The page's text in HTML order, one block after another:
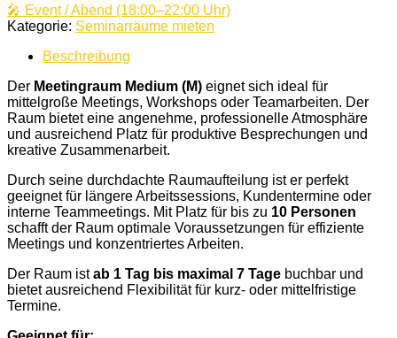
🎤 Event / Abend (18:00–22:00 Uhr)
Kategorie: Seminarräume mieten
Beschreibung
Der Meetingraum Medium (M) eignet sich ideal für
mittelgroße Meetings, Workshops oder Teamarbeiten. Der
Raum bietet eine angenehme, professionelle Atmosphäre
und ausreichend Platz für produktive Besprechungen und
kreative Zusammenarbeit.
Durch seine durchdachte Raumaufteilung ist er perfekt
geeignet für längere Arbeitssessions, Kundentermine oder
interne Teammeetings. Mit Platz für bis zu 10 Personen
schafft der Raum optimale Voraussetzungen für effiziente
Meetings und konzentriertes Arbeiten.
Der Raum istab 1 Tag bis maximal 7 Tage buchbar und
bietet ausreichend Flexibilität für kurz- oder mittelfristige
Termine.